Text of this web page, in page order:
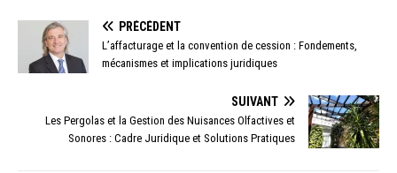
PRÉCÉDENT
L’affacturage et la convention de cession : Fondements,
mécanismes et implications juridiques
SUIVANT
Les Pergolas et la Gestion des Nuisances Olfactives et
Sonores : Cadre Juridique et Solutions Pratiques